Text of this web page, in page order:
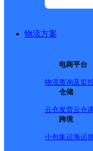
物流方案
电商平台
物流查询及监
仓储
云仓发货云仓
跨境
小包集运海运
所属快递：邮政国内
所属区域：云南省-
网点地址：绿春县牛
网点负责人：